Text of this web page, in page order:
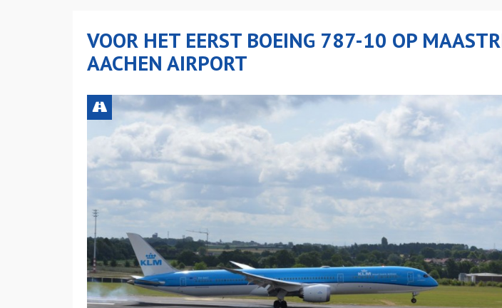
VOOR HET EERST BOEING 787-10 OP
AACHEN AIRPORT